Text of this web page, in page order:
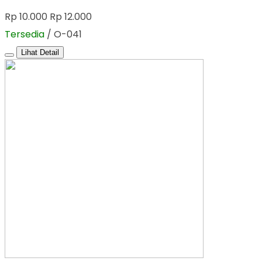
Rp 10.000 Rp 12.000
Tersedia / O-041
Lihat Detail